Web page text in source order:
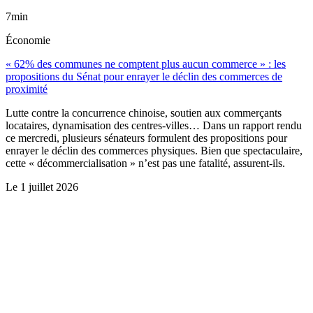
7min
Économie
« 62% des communes ne comptent plus aucun commerce » : les
propositions du Sénat pour enrayer le déclin des commerces de
proximité
Lutte contre la concurrence chinoise, soutien aux commerçants
locataires, dynamisation des centres-villes… Dans un rapport rendu
ce mercredi, plusieurs sénateurs formulent des propositions pour
enrayer le déclin des commerces physiques. Bien que spectaculaire,
cette « décommercialisation » n’est pas une fatalité, assurent-ils.
Le 1 juillet 2026